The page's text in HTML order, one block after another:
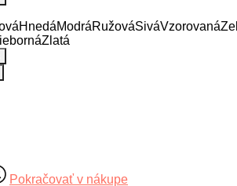
HnedáModráRužováSiváVzorovaná
Zlatá
Pokračovať v nákupe